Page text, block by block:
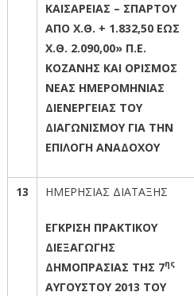
ΚΑΙΣΑΡΕΙΑΣ – ΣΠΑΡΤΟΥ
ΑΠΟ Χ.Θ. + 1.832,50 ΕΩΣ
Χ.Θ. 2.090,00» Π.Ε.
ΚΟΖΑΝΗΣ ΚΑΙ ΟΡΙΣΜΟΣ
ΝΕΑΣ ΗΜΕΡΟΜΗΝΙΑΣ
ΔΙΕΝΕΡΓΕΙΑΣ ΤΟΥ
ΔΙΑΓΩΝΙΣΜΟΥ ΓΙΑ ΤΗΝ
ΕΠΙΛΟΓΗ ΑΝΑΔΟΧΟΥ
13 ΗΜΕΡΗΣΙΑΣ ΔΙΑΤΑΞΗΣ
ΕΓΚΡΙΣΗ ΠΡΑΚΤΙΚΟΥ
ΔΙΕΞΑΓΩΓΗΣ
ΔΗΜΟΠΡΑΣΙΑΣ ΤΗΣ 7ης
ΑΥΓΟΥΣΤΟΥ 2013 ΤΟΥ